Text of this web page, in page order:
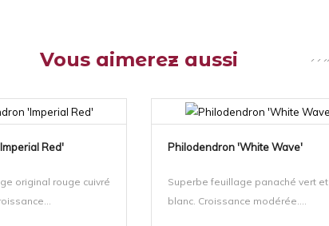
Vous aimerez aussi
Red'
original rouge cuivré
Philodendron 'White Wave'
Superbe feuillage panaché vert et
blanc. Croissance modérée....